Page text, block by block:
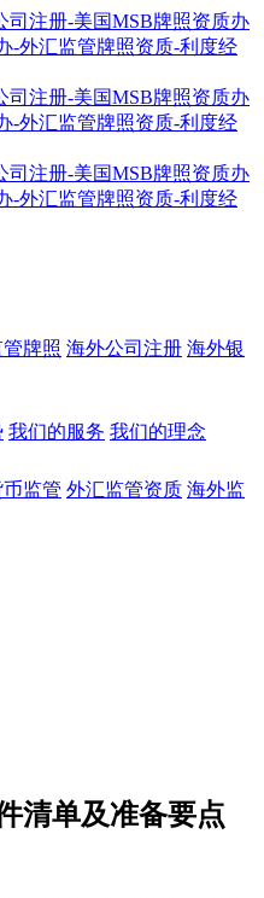
牌照 海外公司注册 海外银
我们的服务 我们的理念
监管 外汇监管资质 海外监
清单及准备要点